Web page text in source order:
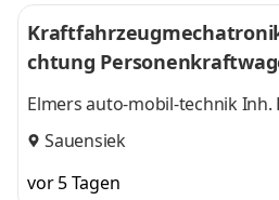
chtung
Elmers auto-mobil-technik Inh.
Wilhelm Elmers
Sauensiek
vor 5 Tagen